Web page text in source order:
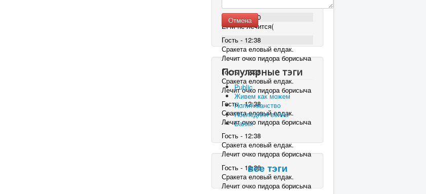
Гость - 16:30
ЕГМ не лечится(
Гость - 12:38
Сракета еловый елдак.
Лечит очко пидора борисыча
Гость - 12:38
Сракета еловый елдак.
Лечит очко пидора борисыча
Гость - 12:38
Сракета еловый елдак.
Лечит очко пидора борисыча
Гость - 12:38
Сракета еловый елдак.
Лечит очко пидора борисыча
Гость - 12:38
Сракета еловый елдак.
Лечит очко пидора борисыча
Отмена
Популярные тэги
Public
Живем как можем
Политиканство
Последняя война
Банки
все тэги